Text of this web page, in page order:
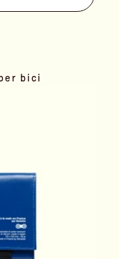
bici